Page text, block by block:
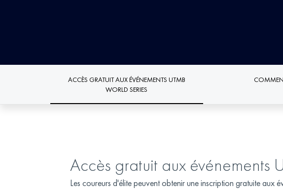
ACCÈS GRATUIT AUX ÉVÉNEMENTS UTMB
WORLD SERIES
Accès gratuit aux événements
Les coureurs d'élite peuvent obtenir une inscription gratuite